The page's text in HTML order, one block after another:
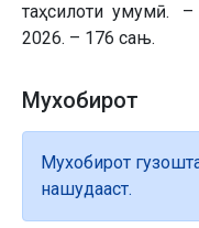
таҳсилоти умумӣ.
2026. – 176 сањ.
Мухобирот
Мухобирот
нашудааст.